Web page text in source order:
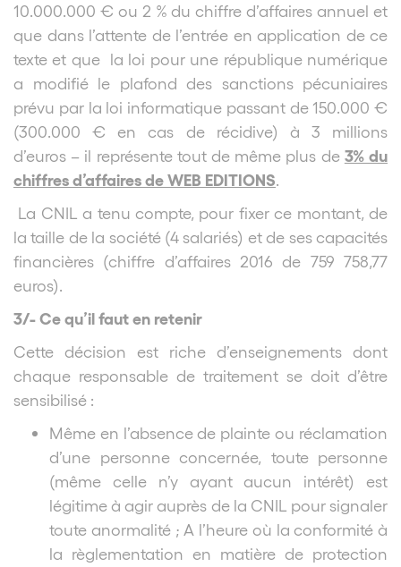
10.000.000 € ou 2 % du chiffre d’affaires annuel et
que dans l’attente de l’entrée en application de ce
texte et que la loi pour une république numérique
a modifié le plafond des sanctions pécuniaires
prévu par la loi informatique passant de 150.000 €
(300.000 € en cas de récidive) à 3 millions
d’euros – il représente tout de même plus de 3% du
chiffres d’affaires de WEB EDITIONS
La CNIL a tenu compte, pour fixer ce montant, de
la taille de la société (4 salariés) et de ses capacités
financières (chiffre d’affaires 2016 de 759 758,77
euros).
3/- Ce qu’il faut en retenir
Cette décision est riche d’enseignements dont
chaque responsable de traitement se doit d’être
sensibilisé :
Même en l’absence de plainte ou réclamation
d’une personne concernée, toute personne
(même celle n’y ayant aucun intérêt) est
légitime à agir auprès de la CNIL pour signaler
toute anormalité ; A l’heure où la conformité à
la règlementation en matière de protection